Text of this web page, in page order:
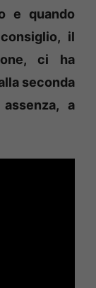
e quando
il
ci ha
seconda
a